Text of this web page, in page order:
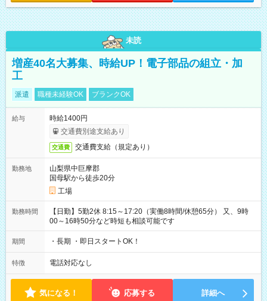
未読
増産40名大募集、時給UP！電子部品の組立・加
工
派遣 職種未経験OK ブランクOK
給与
時給1400円
交通費別途支給あり
交通費 交通費支給（規定あり）
勤務地
山梨県中巨摩郡
国母駅から徒歩20分
工場
勤務時間
【日勤】5勤2休 8:15～17:20（実働8時間/休憩65分） 又、9時
00～16時50分など時短も相談可能です
期間 ・長期 ・即日スタートOK！
特徴 電話対応なし
気になる！ 応募する 詳細へ